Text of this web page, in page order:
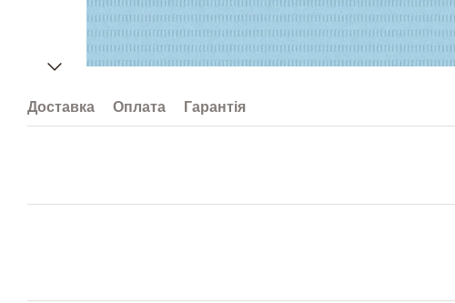
Доставка Оплата Гарантія